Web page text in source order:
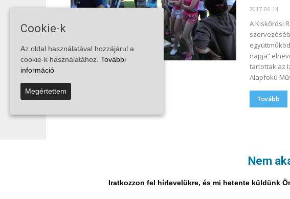
Nem
Iratkozzon fel hírlevelükre, és mi hetente küldünk
2017-06-14
A Kiskőrösi
napja”
tartottak az
Alapfokú
Tovább
112
Cookie-k
Az oldal használatával hozzájárul a
cookie-k használatához. További
információ
Megértettem